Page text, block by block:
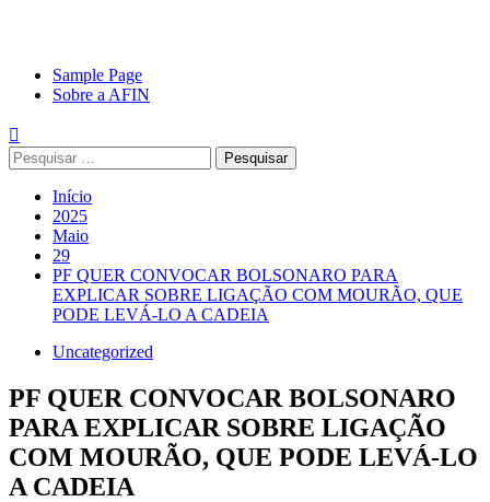
Avançar
para
conteúdo
Primary
Menu
Sample Page
Sobre a AFIN
Pesquisar
por:
Início
2025
Maio
29
PF QUER CONVOCAR BOLSONARO PARA
EXPLICAR SOBRE LIGAÇÃO COM MOURÃO, QUE
PODE LEVÁ-LO A CADEIA
Uncategorized
PF QUER CONVOCAR BOLSONARO
PARA EXPLICAR SOBRE LIGAÇÃO
COM MOURÃO, QUE PODE LEVÁ-LO
A CADEIA